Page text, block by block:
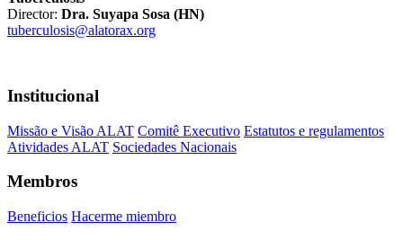
Director: Dra. Suyapa Sosa (HN)
tuberculosis@alatorax.org
Institucional
Missão e Visão ALAT Comitê Executivo Estatutos e regulamentos
Atividades ALAT Sociedades Nacionais
Membros
Beneficios Hacerme miembro